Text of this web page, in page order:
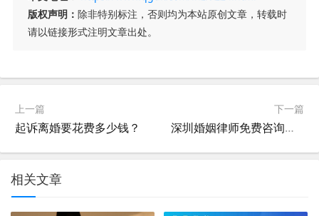
版权声明： 除非特别标注，否则均为本站原创文章，转载时
请以链接形式注明文章出处。
上一篇
起诉离婚要花费多少钱？
下一篇
深圳婚姻律师免费咨询：离婚要重点咨询什么？
相关文章